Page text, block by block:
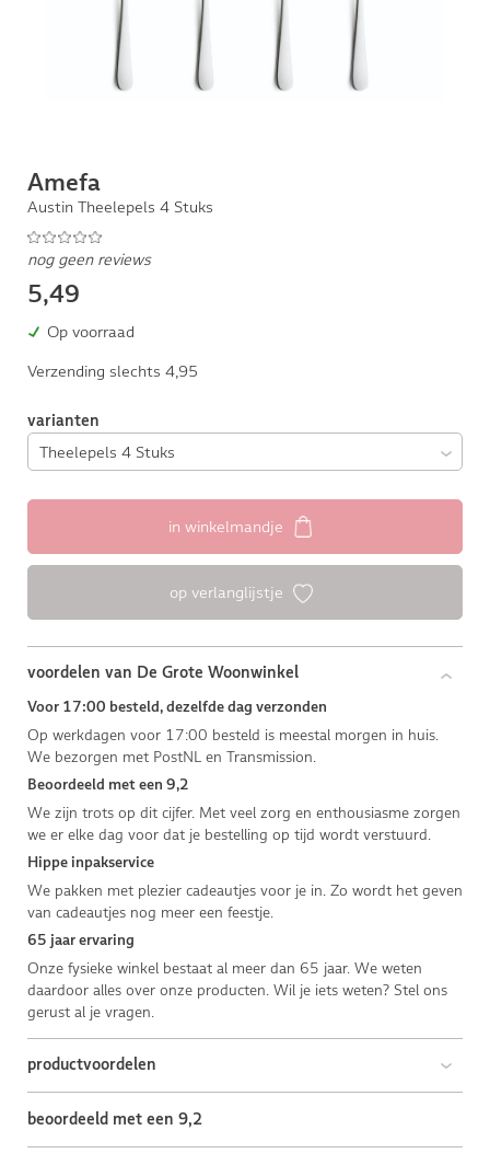
Amefa
Austin Theelepels 4 Stuks
nog geen reviews
5,49
Op voorraad
Verzending slechts 4,95
varianten
in winkelmandje
op verlanglijstje
voordelen van De Grote Woonwinkel
Voor 17:00 besteld, dezelfde dag verzonden
Op werkdagen voor 17:00 besteld is meestal morgen in huis.
We bezorgen met PostNL en Transmission.
Beoordeeld met een 9,2
We zijn trots op dit cijfer. Met veel zorg en enthousiasme zorgen
we er elke dag voor dat je bestelling op tijd wordt verstuurd.
Hippe inpakservice
We pakken met plezier cadeautjes voor je in. Zo wordt het geven
van cadeautjes nog meer een feestje.
65 jaar ervaring
Onze fysieke winkel bestaat al meer dan 65 jaar. We weten
daardoor alles over onze producten. Wil je iets weten? Stel ons
gerust al je vragen.
productvoordelen
beoordeeld met een 9,2